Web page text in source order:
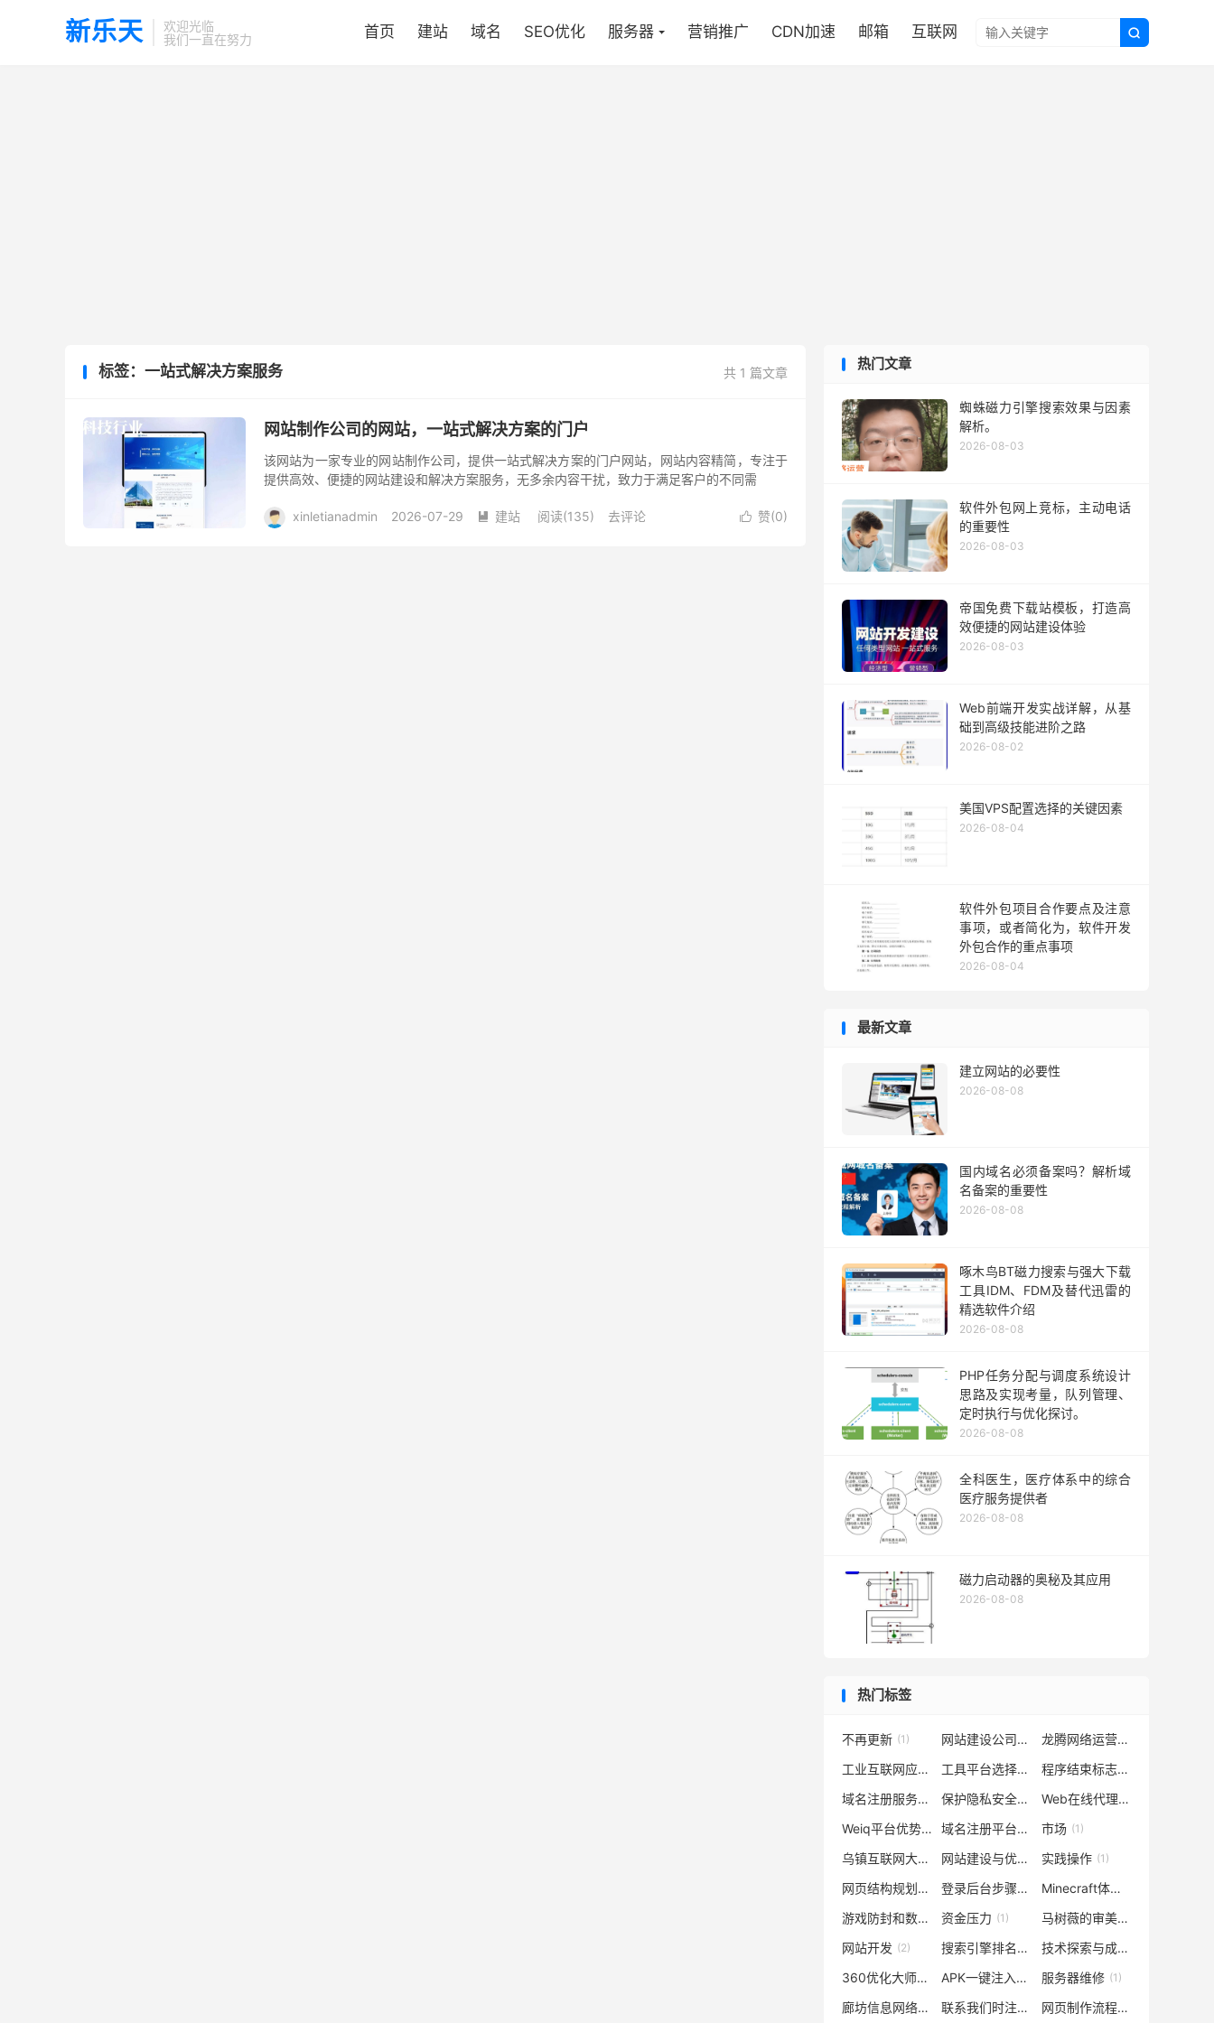
新乐天
欢迎光临
我们一直在努力

首页 建站 域名 SEO优化 服务器 营销推广 CDN加速 邮箱 互联网
共 1 篇文章
标签：一站式解决方案服务
网站制作公司的网站，一站式解决方案的门户
该网站为一家专业的网站制作公司，提供一站式解决方案的门户网站，网站内容精简，专注于
提供高效、便捷的网站建设和解决方案服务，无多余内容干扰，致力于满足客户的不同需
 赞(0)
xinletianadmin 2026-07-29  建站 阅读(135) 去评论
热门文章
蜘蛛磁力引擎搜索效果与因素
解析。
2026-08-03
软件外包网上竞标，主动电话
的重要性
2026-08-03
帝国免费下载站模板，打造高
效便捷的网站建设体验
2026-08-03
Web前端开发实战详解，从基
础到高级技能进阶之路
2026-08-02
美国VPS配置选择的关键因素
2026-08-04
软件外包项目合作要点及注意
事项，或者简化为，软件开发
外包合作的重点事项
2026-08-04
最新文章
建立网站的必要性
2026-08-08
国内域名必须备案吗？解析域
名备案的重要性
2026-08-08
啄木鸟BT磁力搜索与强大下载
工具IDM、FDM及替代迅雷的
精选软件介绍
2026-08-08
PHP任务分配与调度系统设计
思路及实现考量，队列管理、
定时执行与优化探讨。
2026-08-08
全科医生，医疗体系中的综合
医疗服务提供者
2026-08-08
磁力启动器的奥秘及其应用
2026-08-08
热门标签
不再更新 (1) 网站建设公司选择建议 (1) 龙腾网络运营中心概况
工业互联网应用 (1) 工具平台选择
(1) 程序结束标志符
域名注册服务
(1) 保护隐私安全
(1) Web在线代理
(1)
Weiq平台优势
(1) 域名注册平台比较 (1)
市场 (1)
乌镇互联网大会永久会址的魅力 (1)
网站建设与优化 (1)实践操作 (1)
网页结构规划
(1) 登录后台步骤
(1) Minecraft体验攻略
游戏防封和数据采集解决方案 资金压力 (1) 马树薇的审美度提升
网站开发 (2) 搜索引擎排名优化 (1) 技术探索与成长
360优化大师
(1) APK一键注入网络验证 (1)
服务器维修 (1)
廊坊信息网络服务公司 (1) 联系我们时注意成本投入问题 (1)网页制作流程
(1)